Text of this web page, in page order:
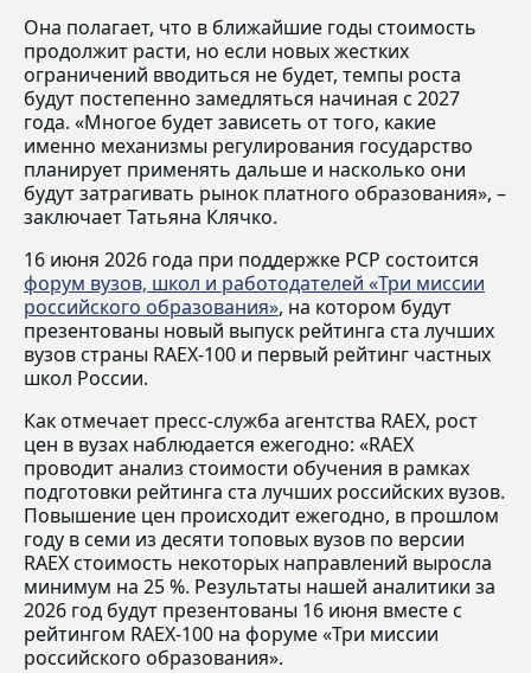
Она полагает, что в ближайшие годы стоимость
продолжит расти, но если новых жестких
ограничений вводиться не будет, темпы роста
будут постепенно замедляться начиная с 2027
года. «Многое будет зависеть от того, какие
именно механизмы регулирования государство
планирует применять дальше и насколько они
будут затрагивать рынок платного образования», –
заключает Татьяна Клячко.
16 июня 2026 года при поддержке РСР состоится
форум вузов, школ и работодателей «Три миссии
российского образования», на котором будут
презентованы новый выпуск рейтинга ста лучших
вузов страны RAEX-100 и первый рейтинг частных
школ России.
Как отмечает пресс-служба агентства RAEX, рост
цен в вузах наблюдается ежегодно: «RAEX
проводит анализ стоимости обучения в рамках
подготовки рейтинга ста лучших российских вузов.
Повышение цен происходит ежегодно, в прошлом
году в семи из десяти топовых вузов по версии
RAEX стоимость некоторых направлений выросла
минимум на 25 %. Результаты нашей аналитики за
2026 год будут презентованы 16 июня вместе с
рейтингом RAEX-100 на форуме «Три миссии
российского образования».